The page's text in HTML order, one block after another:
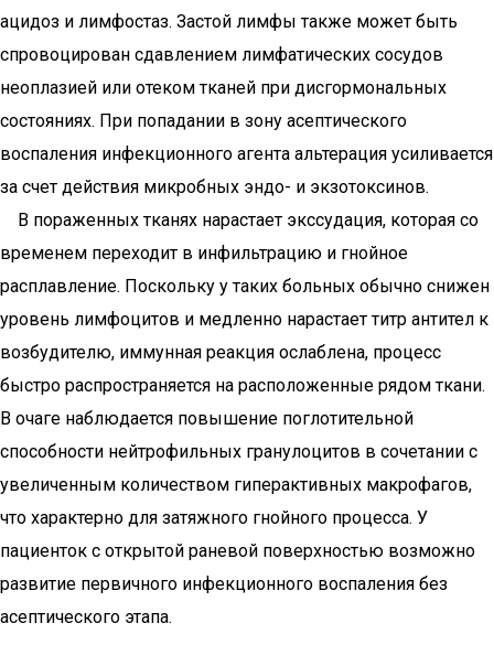
ацидоз и лимфостаз. Застой лимфы также может быть
спровоцирован сдавлением лимфатических сосудов
неоплазией или отеком тканей при дисгормональных
состояниях. При попадании в зону асептического
воспаления инфекционного агента альтерация усиливается
за счет действия микробных эндо- и экзотоксинов.
В пораженных тканях нарастает экссудация, которая со
временем переходит в инфильтрацию и гнойное
расплавление. Поскольку у таких больных обычно снижен
уровень лимфоцитов и медленно нарастает титр антител к
возбудителю, иммунная реакция ослаблена, процесс
быстро распространяется на расположенные рядом ткани.
В очаге наблюдается повышение поглотительной
способности нейтрофильных гранулоцитов в сочетании с
увеличенным количеством гиперактивных макрофагов,
что характерно для затяжного гнойного процесса. У
пациенток с открытой раневой поверхностью возможно
развитие первичного инфекционного воспаления без
асептического этапа.